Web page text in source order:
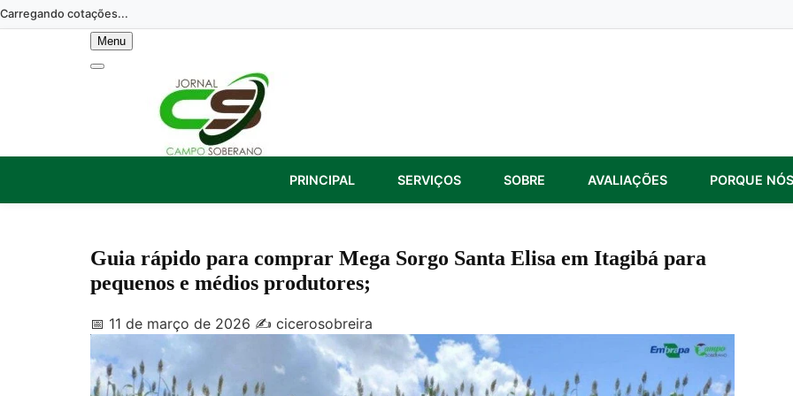
Skip
to
Carregando cotações...
Menu
PRINCIPAL SERVIÇOS SOBRE AVALIAÇÕES PORQUE NÓS
Guia rápido para comprar Mega Sorgo Santa Elisa em Itagibá para
pequenos e médios produtores;
📅 11 de março de 2026 ✍️ cicerosobreira